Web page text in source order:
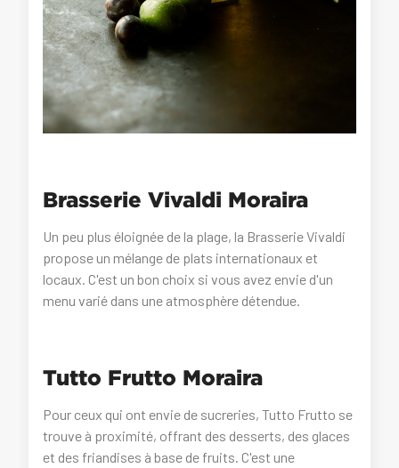
Brasserie Vivaldi Moraira
Un peu plus éloignée de la plage, la Brasserie Vivaldi
propose un mélange de plats internationaux et
locaux. C'est un bon choix si vous avez envie d'un
menu varié dans une atmosphère détendue.
Tutto Frutto Moraira
Pour ceux qui ont envie de sucreries, Tutto Frutto se
trouve à proximité, offrant des desserts, des glaces
et des friandises à base de fruits. C'est une